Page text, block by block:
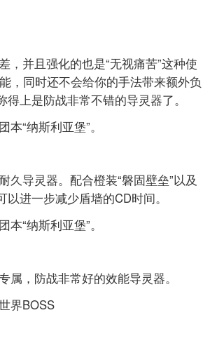
，并且强化的也是“无视痛苦”这种使
，同时还不会给你的手法带来额外负
得上是防战非常不错的导灵器了。
本“纳斯利亚堡”。
久导灵器。配合橙装“磐固壁垒”以及
以进一步减少盾墙的CD时间。
本“纳斯利亚堡”。
属，防战非常好的效能导灵器。
界BOSS